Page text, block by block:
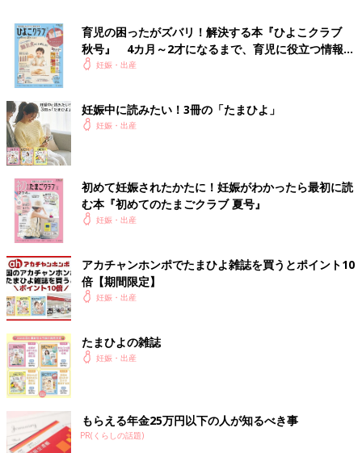
育児の困ったがズバリ！解決する本『ひよこクラブ
秋号』 4カ月～2才になるまで、育児に役立つ情報が
いっぱい！
妊娠・出産
妊娠中に読みたい！3冊の「たまひよ」
妊娠・出産
初めて妊娠されたかたに！妊娠がわかったら最初に読
む本『初めてのたまごクラブ 夏号』
妊娠・出産
アカチャンホンポでたまひよ雑誌を買うとポイント10
倍【期間限定】
妊娠・出産
たまひよの雑誌
妊娠・出産
もらえる年金25万円以下の人が知るべき事
PR(くらしの話題)